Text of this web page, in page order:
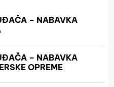
– NABAVKA
– NABAVKA
OPREME